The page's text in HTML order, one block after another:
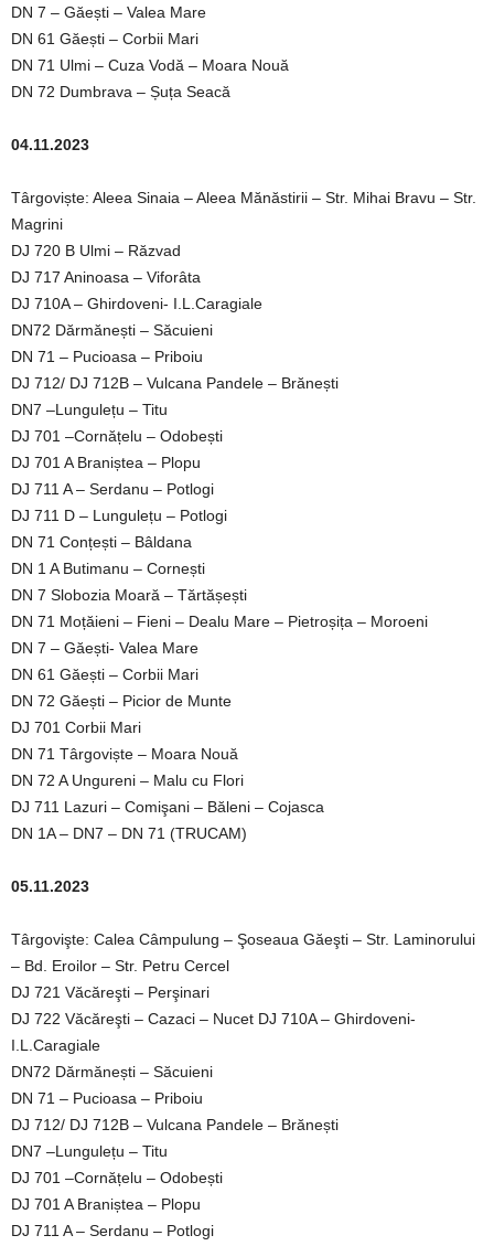
DN 7 – Găești – Valea Mare
DN 61 Găești – Corbii Mari
DN 71 Ulmi – Cuza Vodă – Moara Nouă
DN 72 Dumbrava – Șuța Seacă
04.11.2023
Târgoviște: Aleea Sinaia – Aleea Mănăstirii – Str. Mihai Bravu – Str.
Magrini
DJ 720 B Ulmi – Răzvad
DJ 717 Aninoasa – Viforâta
DJ 710A – Ghirdoveni- I.L.Caragiale
DN72 Dărmănești – Săcuieni
DN 71 – Pucioasa – Priboiu
DJ 712/ DJ 712B – Vulcana Pandele – Brănești
DN7 –Lungulețu – Titu
DJ 701 –Cornățelu – Odobești
DJ 701 A Braniștea – Plopu
DJ 711 A – Serdanu – Potlogi
DJ 711 D – Lungulețu – Potlogi
DN 71 Conțești – Bâldana
DN 1 A Butimanu – Cornești
DN 7 Slobozia Moară – Tărtășești
DN 71 Moțăieni – Fieni – Dealu Mare – Pietroșița – Moroeni
DN 7 – Găești- Valea Mare
DN 61 Găești – Corbii Mari
DN 72 Găești – Picior de Munte
DJ 701 Corbii Mari
DN 71 Târgoviște – Moara Nouă
DN 72 A Ungureni – Malu cu Flori
DJ 711 Lazuri – Comişani – Băleni – Cojasca
DN 1A – DN7 – DN 71 (TRUCAM)
05.11.2023
Târgovişte: Calea Câmpulung – Şoseaua Găeşti – Str. Laminorului
– Bd. Eroilor – Str. Petru Cercel
DJ 721 Văcăreşti – Perşinari
DJ 722 Văcăreşti – Cazaci – Nucet DJ 710A – Ghirdoveni-
I.L.Caragiale
DN72 Dărmănești – Săcuieni
DN 71 – Pucioasa – Priboiu
DJ 712/ DJ 712B – Vulcana Pandele – Brănești
DN7 –Lungulețu – Titu
DJ 701 –Cornățelu – Odobești
DJ 701 A Braniștea – Plopu
DJ 711 A – Serdanu – Potlogi